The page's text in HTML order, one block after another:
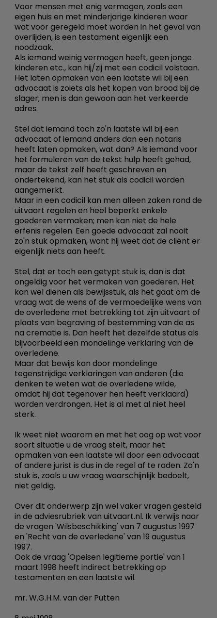
Voor mensen met enig vermogen, zoals een
eigen huis en met minderjarige kinderen waar
wat voor geregeld moet worden in het geval van
overlijden, is een testament eigenlijk een
noodzaak.
Als iemand weinig vermogen heeft, geen jonge
kinderen etc., kan hij/zij met een codicil volstaan.
Het laten opmaken van een laatste wil bij een
advocaat is zoiets als het kopen van brood bij de
slager; men is dan gewoon aan het verkeerde
adres.
Stel dat iemand toch zo'n laatste wil bij een
advocaat of iemand anders dan een notaris
heeft laten opmaken, wat dan? Als iemand voor
het formuleren van de tekst hulp heeft gehad,
maar de tekst zelf heeft geschreven en
ondertekend, kan het stuk als codicil worden
aangemerkt.
Maar in een codicil kan men alleen zaken rond de
uitvaart regelen en heel beperkt enkele
goederen vermaken; men kan niet de hele
erfenis regelen. Een goede advocaat zal nooit
zo'n stuk opmaken, want hij weet dat de cliënt er
eigenlijk niets aan heeft.
Stel, dat er toch een getypt stuk is, dan is dat
ongeldig voor het vermaken van goederen. Het
kan wel dienen als bewijsstuk, als het gaat om de
vraag wat de wens of de vermoedelijke wens van
de overledene met betrekking tot zijn uitvaart of
plaats van begraving of bestemming van de as
na crematie is. Dan heeft het dezelfde status als
bijvoorbeeld een mondelinge verklaring van de
overledene.
Maar dat bewijs kan door mondelinge
tegenstrijdige verklaringen van anderen (die
denken te weten wat de overledene wilde,
omdat hij dat tegenover hen heeft verklaard)
worden verdrongen. Het is al met al niet heel
sterk.
Ik weet niet waarom en met het oog op wat voor
soort situatie u de vraag stelt, maar het
opmaken van een laatste wil door een advocaat
of andere jurist is dus in de regel af te raden. Zo'n
stuk is, zoals u uw vraag waarschijnlijk bedoelt,
niet geldig.
Over dit onderwerp zijn wel vaker vragen gesteld
in de adviesrubriek van uitvaart.nl. Ik verwijs naar
de vragen 'Wilsbeschikking' van 7 augustus 1997
en 'Recht van de overledene' van 19 augustus
1997.
Ook de vraag 'Opeisen legitieme portie' van 1
maart 1998 heeft indirect betrekking op
testamenten en een laatste wil.
mr. W.G.H.M. van der Putten